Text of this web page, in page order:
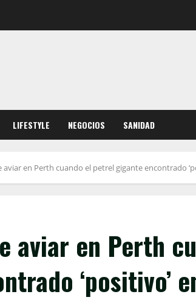
LIFESTYLE NEGOCIOS SANIDAD
aviar en Perth cuando el petrel gigante encontrado
aviar en Perth
‘positivo’